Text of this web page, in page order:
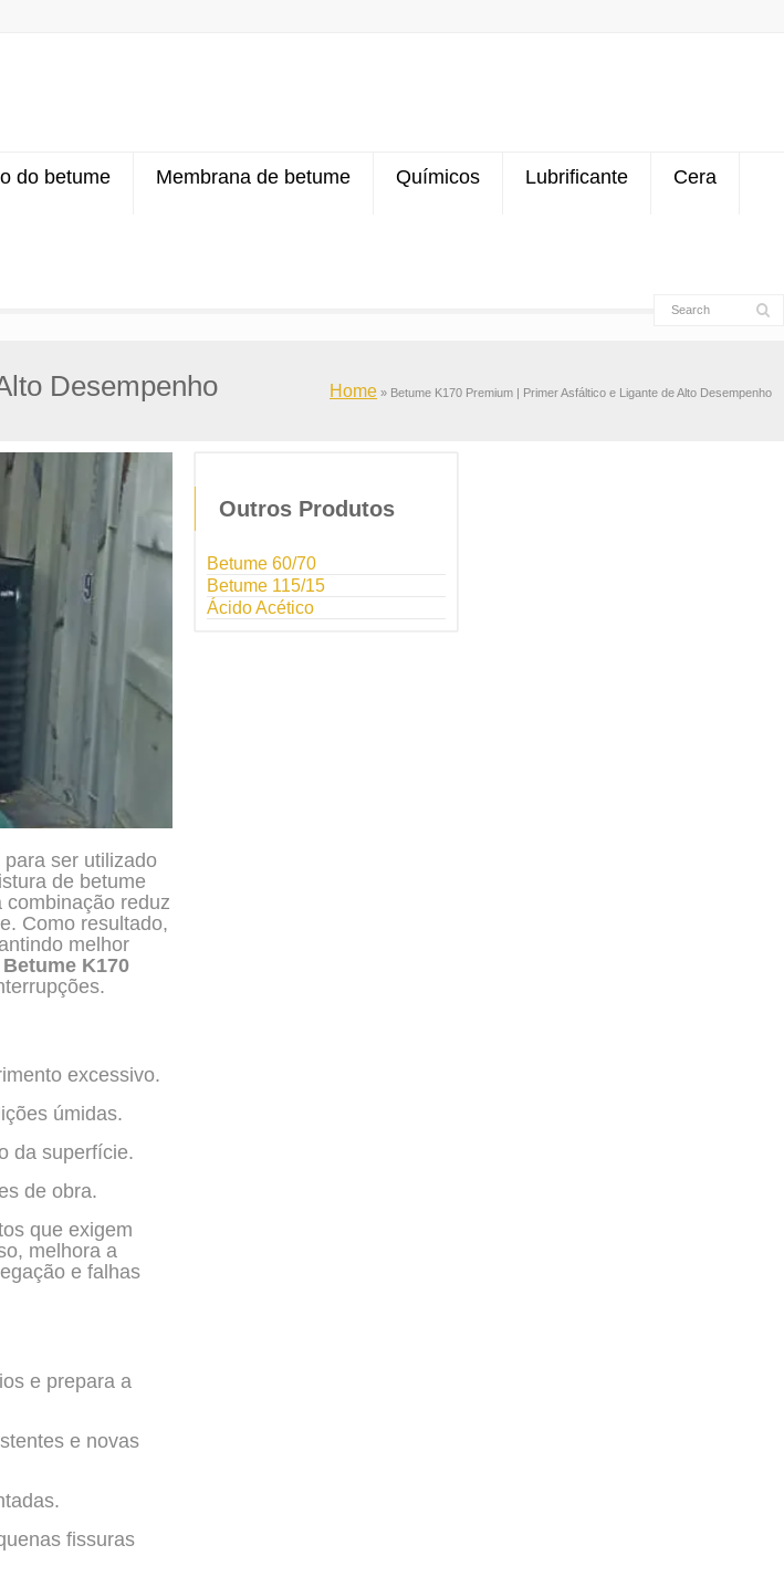
do betume Membrana de betume Químicos Lubrificante Cera
Home » Betume K170 Premium | Primer Asfáltico e Ligante de Alto Desempenho
Desempenho
ser utilizado
de betume
reduz
Como resultado,
melhor
Betume K170
excessivo.
úmidas.
da superfície.
de obra.
que exigem
melhora a
e falhas
e prepara a
e novas
fissuras
Outros Produtos
Betume 60/70
Betume 115/15
Ácido Acético